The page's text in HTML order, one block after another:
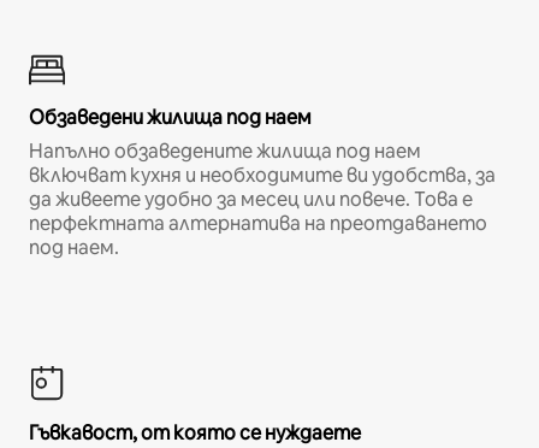
Обзаведени жилища под наем
Напълно обзаведените жилища под наем
включват кухня и необходимите ви удобства, за
да живеете удобно за месец или повече. Това е
перфектната алтернатива на преотдаването
под наем.
Гъвкавост, от която се нуждаете